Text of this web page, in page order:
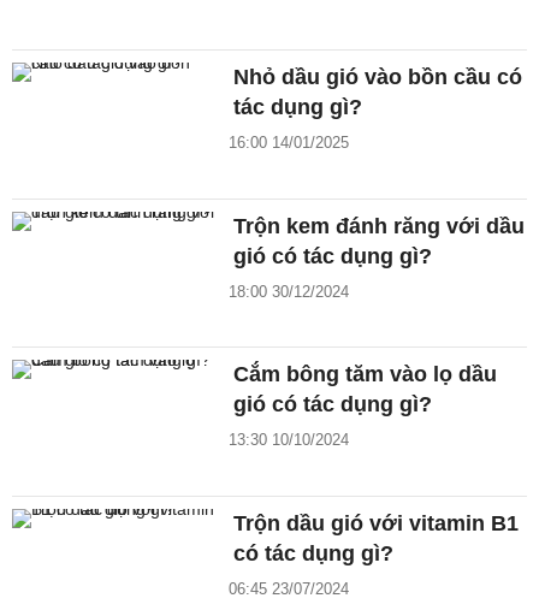
Nhỏ dầu gió vào bồn cầu có
tác dụng gì?
16:00 14/01/2025
Trộn kem đánh răng với dầu
gió có tác dụng gì?
18:00 30/12/2024
Cắm bông tăm vào lọ dầu
gió có tác dụng gì?
13:30 10/10/2024
Trộn dầu gió với vitamin B1
có tác dụng gì?
06:45 23/07/2024